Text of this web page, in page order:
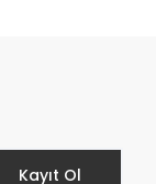
Kayıt Ol